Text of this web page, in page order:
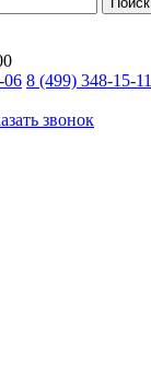
06 8 (499) 348-15-11
звонок